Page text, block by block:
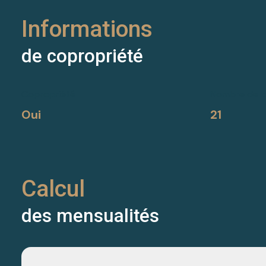
Informations
de copropriété
Oui 21
Calcul
des mensualités